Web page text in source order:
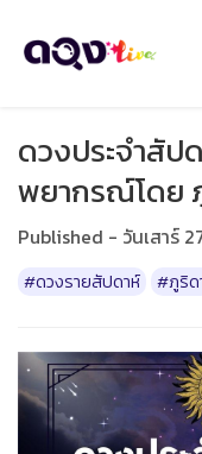
ดวงประจำสัป
พยากรณ์โดย
Published - วันเสาร์
#ดวงรายสัปดาห์ #ภูริด